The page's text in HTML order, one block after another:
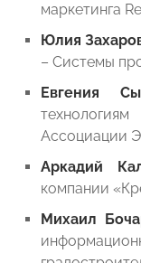
маркетинга
Юлия
– Системы
Евгения
Ассоциации
Аркадий
компании
Михаил